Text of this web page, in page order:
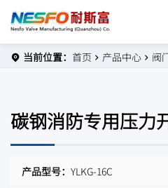
当前位置： 首页 产品中心 阀
碳钢消防专用压力
产品型号： YLKG-16C